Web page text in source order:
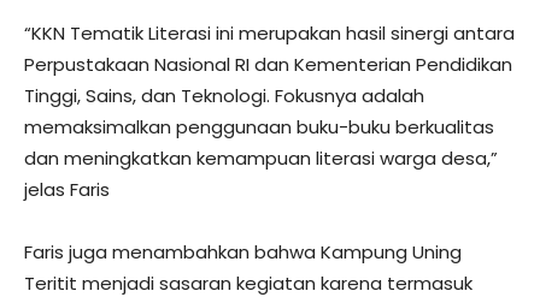
“KKN Tematik Literasi ini merupakan hasil sinergi antara
Perpustakaan Nasional RI dan Kementerian Pendidikan
Tinggi, Sains, dan Teknologi. Fokusnya adalah
memaksimalkan penggunaan buku-buku berkualitas
dan meningkatkan kemampuan literasi warga desa,”
jelas Faris
Faris juga menambahkan bahwa Kampung Uning
Teritit menjadi sasaran kegiatan karena termasuk